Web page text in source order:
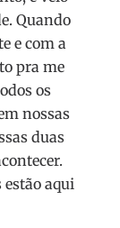
Quando
e com a
pra me
os
nossas
duas
estão aqui